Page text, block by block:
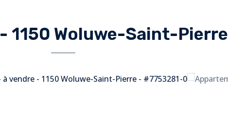
- 1150 Woluwe-Saint-Pierre